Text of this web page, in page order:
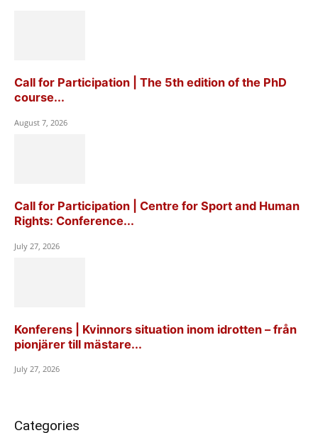
Call for Participation | The 5th edition of the PhD
course...
August 7, 2026
Call for Participation | Centre for Sport and Human
Rights: Conference...
July 27, 2026
Konferens | Kvinnors situation inom idrotten – från
pionjärer till mästare...
July 27, 2026
Categories